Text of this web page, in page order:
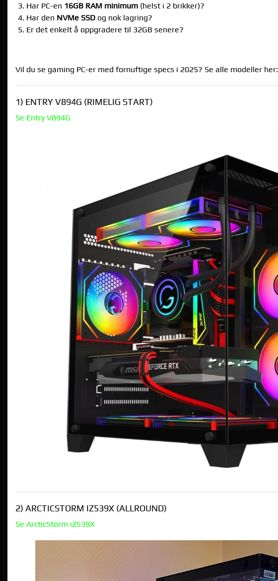
Har PC-en 16GB RAM minimum (helst i 2 brikker)?
Har den NVMe SSD og nok lagring?
Er det enkelt å oppgradere til 32GB senere?
Vil du se gaming PC-er med fornuftige specs i 2025? Se alle modeller her:
1) ENTRY V894G (RIMELIG START)
Se Entry V894G
2) ARCTICSTORM IZ539X (ALLROUND)
Se ArcticStorm iZ539X